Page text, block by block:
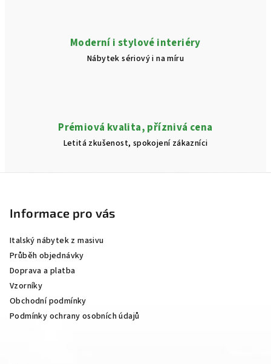
Moderní i stylové interiéry
Nábytek sériový i na míru
Prémiová kvalita, příznivá cena
Letitá zkušenost, spokojení zákazníci
Informace pro vás
Italský nábytek z masivu
Průběh objednávky
Doprava a platba
Vzorníky
Obchodní podmínky
Podmínky ochrany osobních údajů